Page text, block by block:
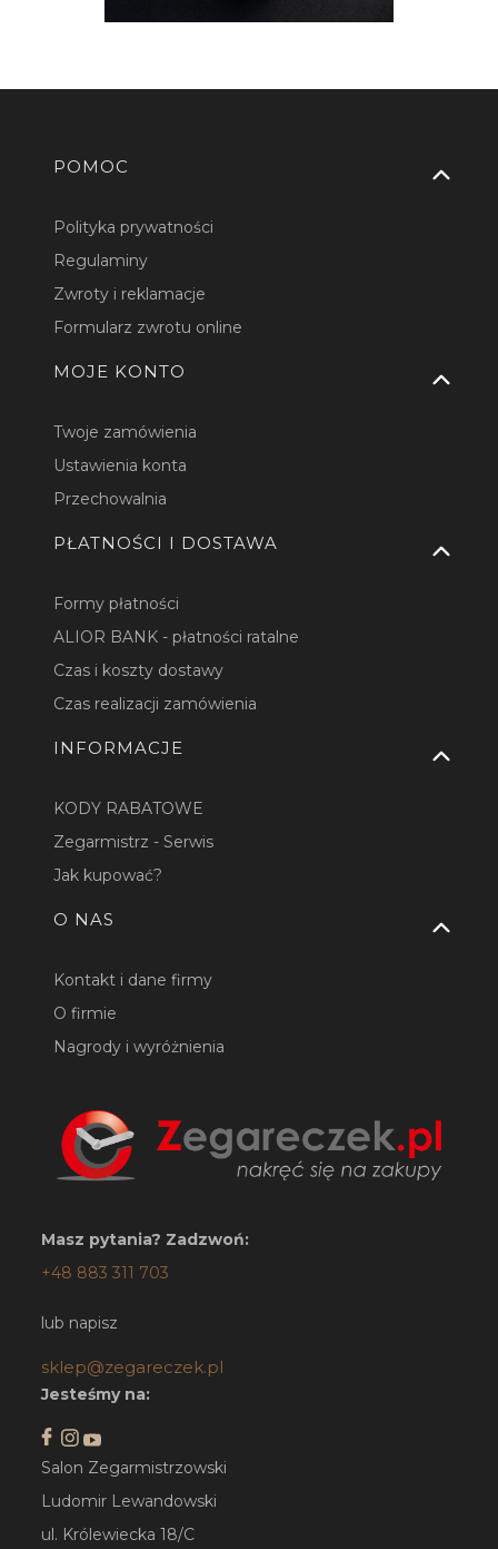
Linki w stopce
POMOC
Polityka prywatności
Regulaminy
Zwroty i reklamacje
Formularz zwrotu online
MOJE KONTO
Twoje zamówienia
Ustawienia konta
Przechowalnia
PŁATNOŚCI I DOSTAWA
Formy płatności
ALIOR BANK - płatności ratalne
Czas i koszty dostawy
Czas realizacji zamówienia
INFORMACJE
KODY RABATOWE
Zegarmistrz - Serwis
Jak kupować?
O NAS
Kontakt i dane firmy
O firmie
Nagrody i wyróżnienia
Masz pytania? Zadzwoń:
+48 883 311 703
lub napisz
sklep@zegareczek.pl
Jesteśmy na:
Salon Zegarmistrzowski
Ludomir Lewandowski
ul. Królewiecka 18/C